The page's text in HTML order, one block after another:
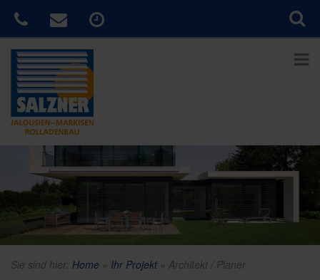
Sie sind hier: Home » Ihr Projekt » Architekt / Planer